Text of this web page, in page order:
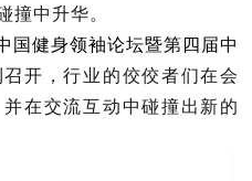
中升华。
国健身领袖论坛暨第四届中
召开，行业的佼佼者们在会
在交流互动中碰撞出新的